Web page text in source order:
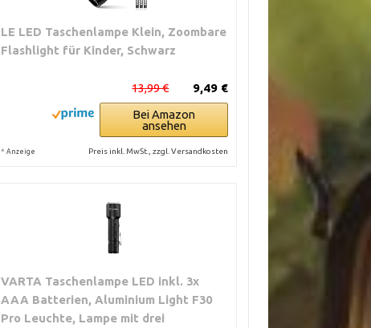
LE LED Taschenlampe Klein, Zoombare
Flashlight für Kinder, Schwarz
9,49 €
13,99 €
Bei Amazon
ansehen
* Anzeige Preis inkl. MwSt., zzgl. Versandkosten
VARTA Taschenlampe LED inkl. 3x
AAA Batterien, Aluminium Light F30
Pro Leuchte, Lampe mit drei